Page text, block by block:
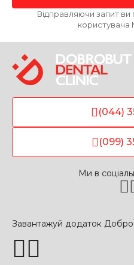
Відправляючи запит
(044)
(099)
Ми в
Завантажуй додаток